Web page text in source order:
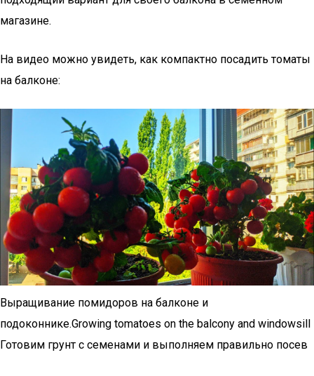
магазине.
На видео можно увидеть, как компактно посадить томаты
на балконе:
Выращивание помидоров на балконе и
подоконнике.Growing tomatoes on the balcony and windowsill
Готовим грунт с семенами и выполняем правильно посев